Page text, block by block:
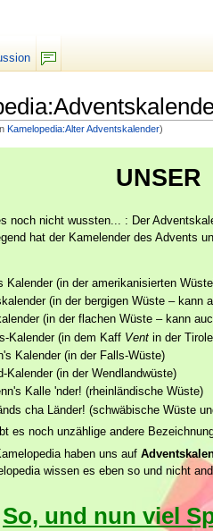
Kamelopedia:Alter Adventskalender)
UNSER
noch nicht wussten... : Der
hat der Kamelender des Advents
Kalender (in der amerikanisierten
(in der bergigen Wüste – kann
(in der flachen Wüste – kann
Kalender (in dem Kaff Vent in der
Kalender (in der Falls-Wüste)
Kalender (in der Wendlandwüste)
Kalle 'nder! (rheinländische Wüste)
cha Länder! (schwäbische Wüste
es noch unzählige andere
haben uns auf
wissen es eben so und nicht
So, und nun viel